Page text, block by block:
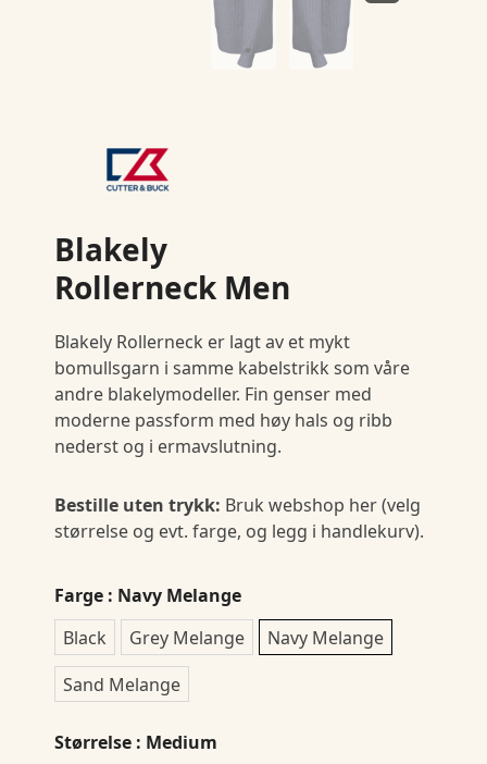
Blakely
Rollerneck Men
Blakely Rollerneck er lagt av et mykt
bomullsgarn i samme kabelstrikk som våre
andre blakelymodeller. Fin genser med
moderne passform med høy hals og ribb
nederst og i ermavslutning.
Bestille uten trykk: Bruk webshop her (velg
størrelse og evt. farge, og legg i handlekurv).
Farge : Navy Melange
Black
Grey Melange
Navy Melange
Sand Melange
Størrelse : Medium